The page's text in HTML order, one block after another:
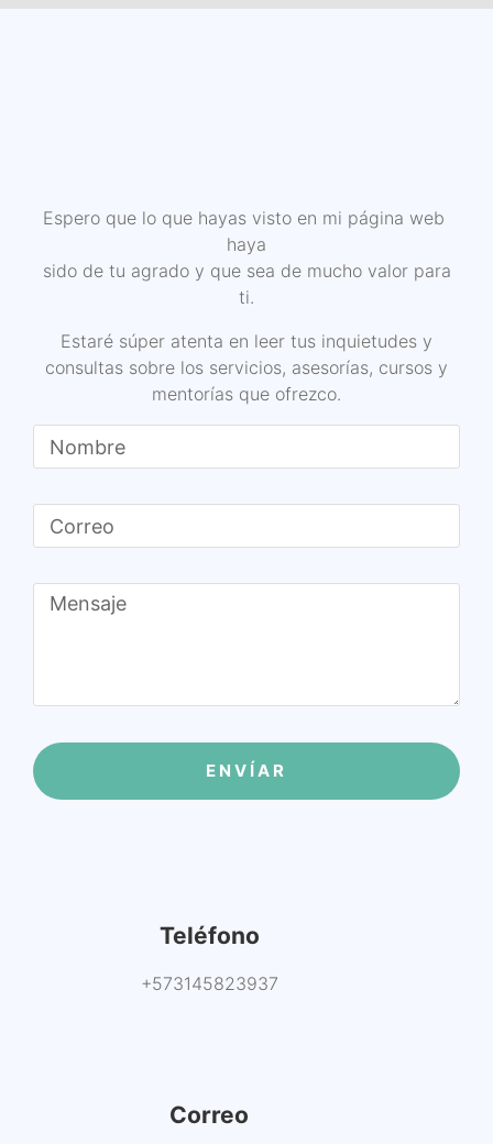
Espero que lo que hayas visto en mi página web
haya
sido de tu agrado y que sea de mucho valor para
ti.
Estaré súper atenta en leer tus inquietudes y
consultas sobre los servicios, asesorías, cursos y
mentorías que ofrezco.
ENVÍAR
Teléfono
+573145823937
Correo